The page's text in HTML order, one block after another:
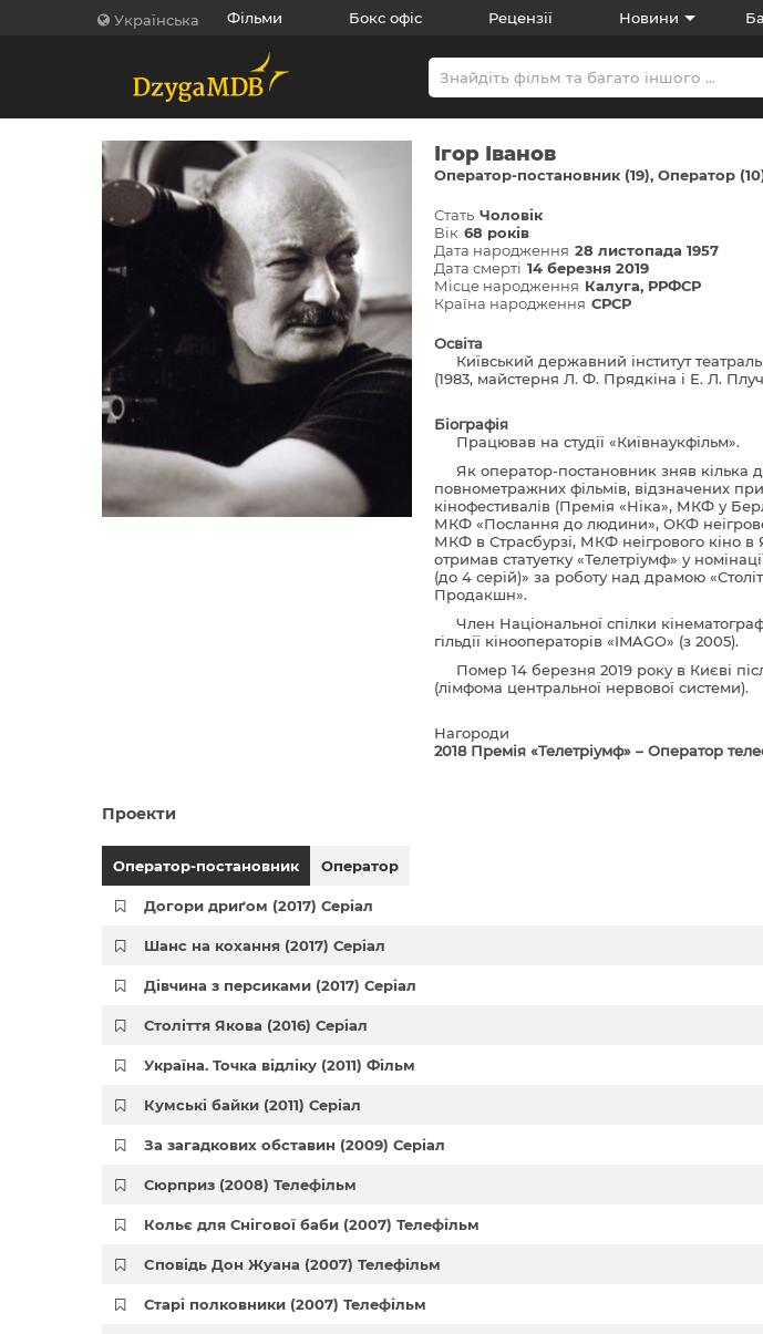
Українська Фільми Бокс офіс Рецензії Новини
Ігор Іванов
Оператор-постановник (19) Оператор
Стать Чоловік
Вік 68 років
Дата народження 28 листопада 1957
Дата смерті 14 березня 2019
Місце народження Калуга, РРФСР
Країна народження СРСР
Освіта
Київський державний інститут
(1983, майстерня Л. Ф. Прядкіна і Е. Л.
Біографія
Працював на студії «Київнаукфільм».
Як оператор-постановник зняв кілька
повнометражних фільмів, відзначених
кінофестивалів (Премія «Ніка», МКФ у
МКФ «Послання до людини», ОКФ
МКФ в Страсбурзі, МКФ неігрового кіно в
отримав статуетку «Телетріумф» у
(до 4 серій)» за роботу над драмою
Продакшн».
Член Національної спілки
гільдії кінооператорів «IMAGO» (з 2005).
Помер 14 березня 2019 року в Києві
(лімфома центральної нервової системи).
Нагороди
2018 Премія «Телетріумф» – Оператор
Проекти
Оператор-постановник Оператор
Догори дриґом (2017) Серіал
Шанс на кохання (2017) Серіал
Дівчина з персиками (2017) Серіал
Століття Якова (2016) Серіал
Україна. Точка відліку (2011) Фільм
Кумські байки (2011) Серіал
За загадкових обставин (2009) Серіал
Сюрприз (2008) Телефільм
Кольє для Снігової баби (2007) Телефільм
Cповідь Дон Жуана (2007) Телефільм
Старі полковники (2007) Телефільм